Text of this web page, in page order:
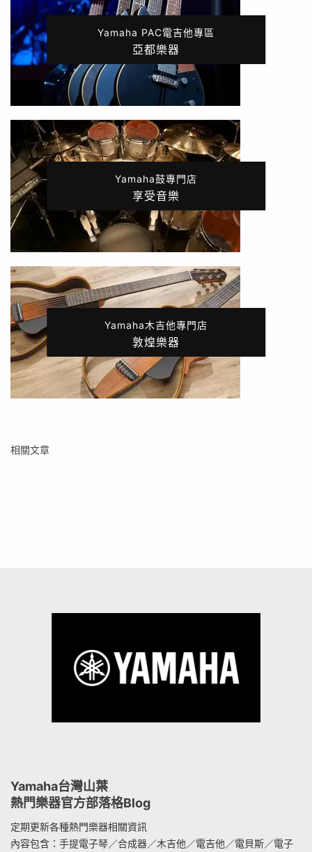
Yamaha PAC電吉他專區
亞都樂器
Yamaha鼓專門店
享受音樂
Yamaha木吉他專門店
敦煌樂器
相關文章
Yamaha台灣山葉
熱門樂器官方部落格Blog
定期更新各種熱門樂器相關資訊
內容包含：手提電子琴／合成器／木吉他／電吉他／電貝斯／電子